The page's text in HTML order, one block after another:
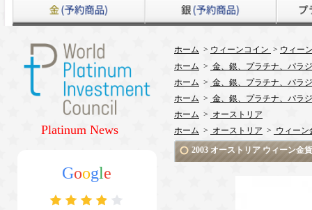
Platinum News
Google
ホーム > ウィーンコイン > ウィー
ホーム > 金、銀、プラチナ、パラ
ホーム > 金、銀、プラチナ、パラ
ホーム > 金、銀、プラチナ、パラ
ホーム > オーストリア
ホーム > オーストリア > ウィーン
2003 オーストリア ウィーン金